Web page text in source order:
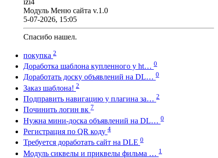
Модуль Меню сайта v.1.0
5-07-2026, 15:05
Спасибо нашел.
покупка 2
Доработка шаблона купленного у ht… 0
Доработать доску объявлений на DL… 0
Заказ шаблона! 2
Подправить навигацию у плагина за… 2
Починить логин вк 7
Нужна мини-доска объявлений на DL… 0
Регистрация по QR коду 4
Требуется доработать сайт на DLE 0
Модуль сиквелы и приквелы фильма … 1